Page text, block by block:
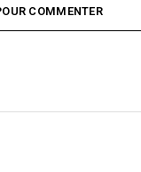
COMMENTER